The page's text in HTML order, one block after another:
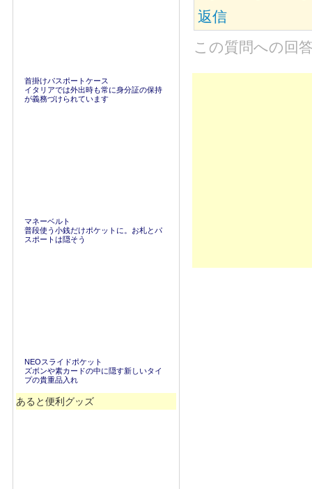
返信
この質問への回
首掛けパスポートケース
イタリアでは外出時も常に身分証の保持
が義務づけられています
マネーベルト
普段使う小銭だけポケットに。お札とパ
スポートは隠そう
NEOスライドポケット
ズボンや素カードの中に隠す新しいタイ
プの貴重品入れ
あると便利グッズ